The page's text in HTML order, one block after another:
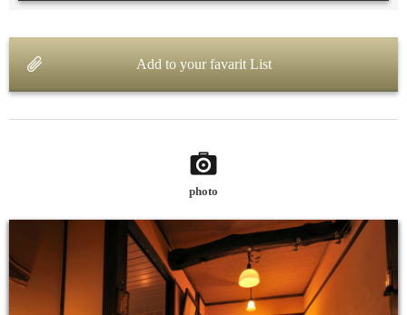
Add to your favarit List
photo